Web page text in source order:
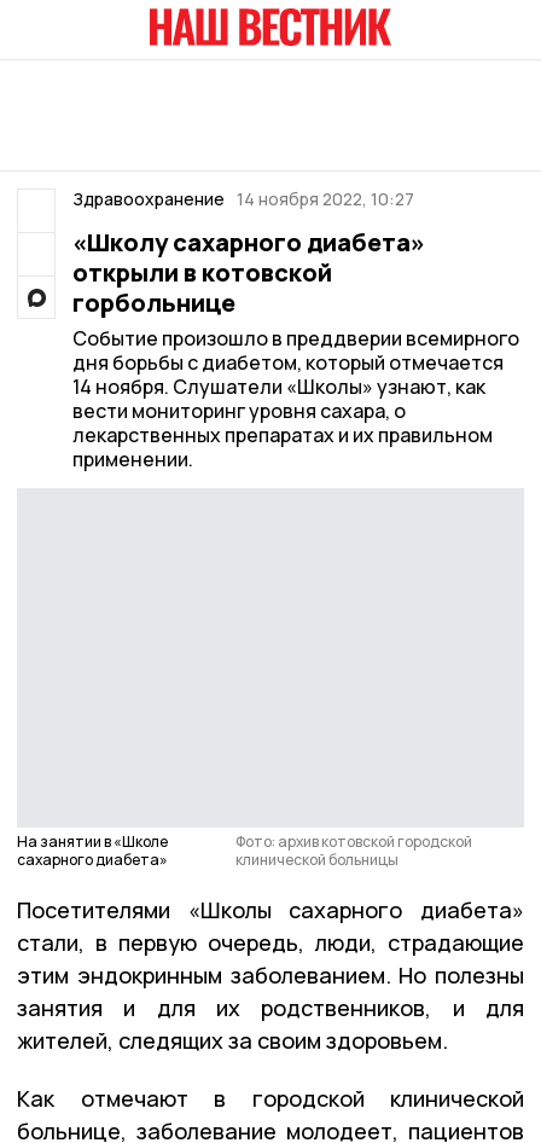
Здравоохранение 14 ноября 2022, 10:27
«Школу сахарного диабета»
открыли в котовской
горбольнице
Событие произошло в преддверии всемирного
дня борьбы с диабетом, который отмечается
14 ноября. Слушатели «Школы» узнают, как
вести мониторинг уровня сахара, о
лекарственных препаратах и их правильном
применении.
На занятии в «Школе
сахарного диабета»
Фото: архив котовской городской
клинической больницы
Посетителями «Школы сахарного диабета»
стали, в первую очередь, люди, страдающие
этим эндокринным заболеванием. Но полезны
занятия и для их родственников, и для
жителей, следящих за своим здоровьем.
Как отмечают в городской клинической
больнице, заболевание молодеет, пациентов